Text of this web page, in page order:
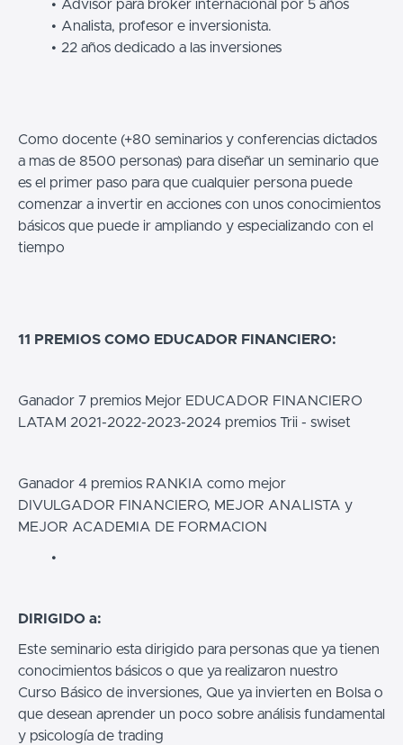
Advisor para broker internacional por 5 años
Analista, profesor e inversionista.
22 años dedicado a las inversiones
Como docente (+80 seminarios y conferencias dictados
a mas de 8500 personas) para diseñar un seminario que
es el primer paso para que cualquier persona puede
comenzar a invertir en acciones con unos conocimientos
básicos que puede ir ampliando y especializando con el
tiempo
11 PREMIOS COMO EDUCADOR FINANCIERO:
Ganador 7 premios Mejor EDUCADOR FINANCIERO
LATAM 2021-2022-2023-2024 premios Trii - swiset
Ganador 4 premios RANKIA como mejor
DIVULGADOR FINANCIERO, MEJOR ANALISTA y
MEJOR ACADEMIA DE FORMACION
DIRIGIDO a:
Este seminario esta dirigido para personas que ya tienen
conocimientos básicos o que ya realizaron nuestro
Curso Básico de inversiones, Que ya invierten en Bolsa o
que desean aprender un poco sobre análisis fundamental
y psicología de trading